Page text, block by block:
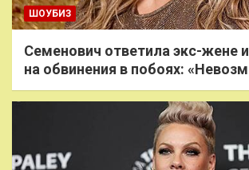
ШОУБИЗ
Семенович ответила экс-жене
на обвинения в побоях: